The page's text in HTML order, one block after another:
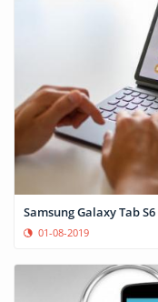
Samsung Galaxy Tab
01-08-2019